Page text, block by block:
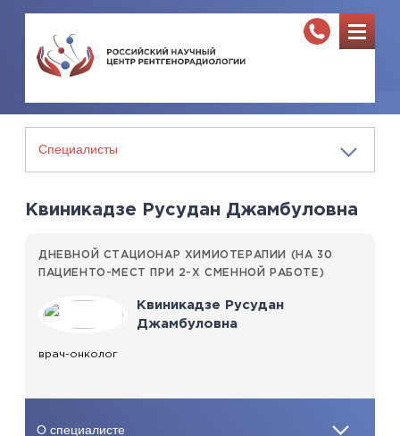
Квиникадзе Русудан Джамбуловна
ДНЕВНОЙ СТАЦИОНАР ХИМИОТЕРАПИИ (НА 30
ПАЦИЕНТО-МЕСТ ПРИ 2-Х СМЕННОЙ РАБОТЕ)
Квиникадзе Русудан
Джамбуловна
врач-онколог